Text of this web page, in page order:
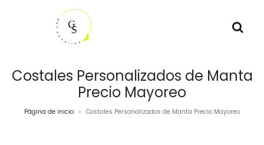
Costales Personalizados de Manta
Precio Mayoreo
Página de inicio > Costales Personalizados de Manta Precio Mayoreo